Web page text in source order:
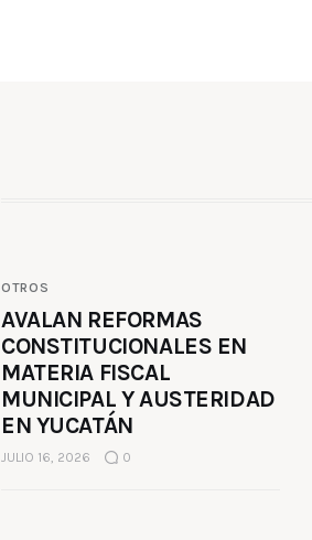
OTROS
AVALAN REFORMAS
CONSTITUCIONALES EN
MATERIA FISCAL
MUNICIPAL Y AUSTERIDAD
EN YUCATÁN
JULIO 16, 2026 0